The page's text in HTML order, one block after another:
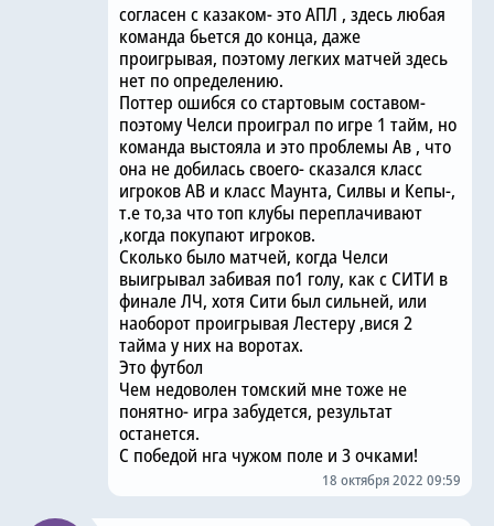
согласен с казаком- это АПЛ , здесь любая
команда бьется до конца, даже
проигрывая, поэтому легких матчей здесь
нет по определению.
Поттер ошибся со стартовым составом-
поэтому Челси проиграл по игре 1 тайм, но
команда выстояла и это проблемы Ав , что
она не добилась своего- сказался класс
игроков АВ и класс Маунта, Силвы и Кепы-,
т.е то,за что топ клубы переплачивают
,когда покупают игроков.
Сколько было матчей, когда Челси
выигрывал забивая по1 голу, как с СИТИ в
финале ЛЧ, хотя Сити был сильней, или
наоборот проигрывая Лестеру ,вися 2
тайма у них на воротах.
Это футбол
Чем недоволен томский мне тоже не
понятно- игра забудется, результат
останется.
С победой нга чужом поле и 3 очками!
18 октября 2022 09:59